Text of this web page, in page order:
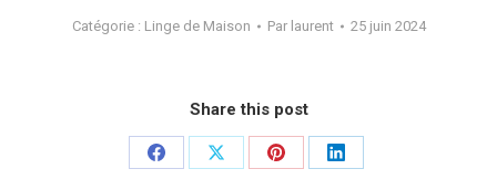
Catégorie : Linge de Maison Par laurent 25 juin 2024
Share this post
PartagerPartagerPartagerPartager